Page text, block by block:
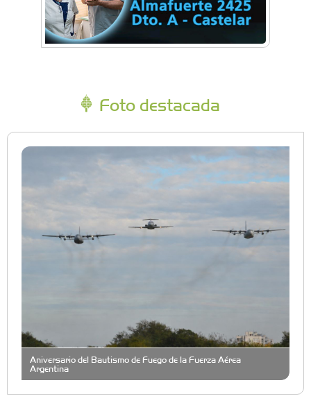
Foto destacada
Aniversario del Bautismo de Fuego de la Fuerza Aérea
Argentina